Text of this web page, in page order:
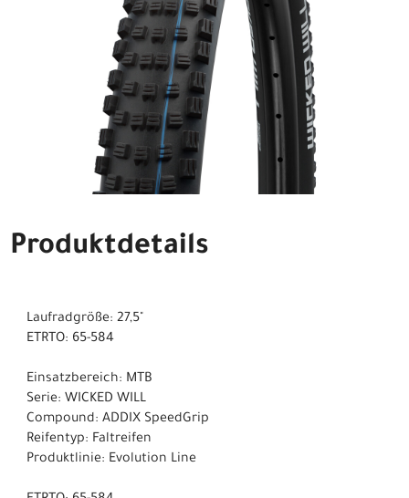
Produktdetails
Laufradgröße: 27,5"
ETRTO: 65-584
Einsatzbereich: MTB
Serie: WICKED WILL
Compound: ADDIX SpeedGrip
Reifentyp: Faltreifen
Produktlinie: Evolution Line